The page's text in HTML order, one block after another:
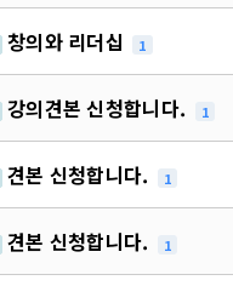
창의와 리더십 1
강의견본 신청합니다. 1
견본 신청합니다. 1
견본 신청합니다. 1